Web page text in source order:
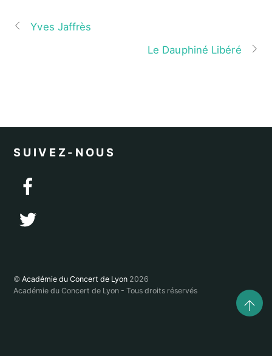
Yves Jaffrès
Le Dauphiné Libéré
SUIVEZ-NOUS
©Académie du Concert de Lyon 2026
Académie du Concert de Lyon - Tous droits réservés